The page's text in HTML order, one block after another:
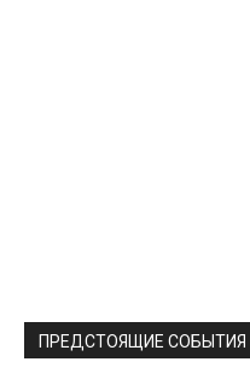
ПРЕДСТОЯЩИЕ СОБЫТИЯ